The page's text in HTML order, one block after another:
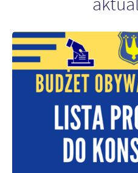
Firmy te działają w charakterze